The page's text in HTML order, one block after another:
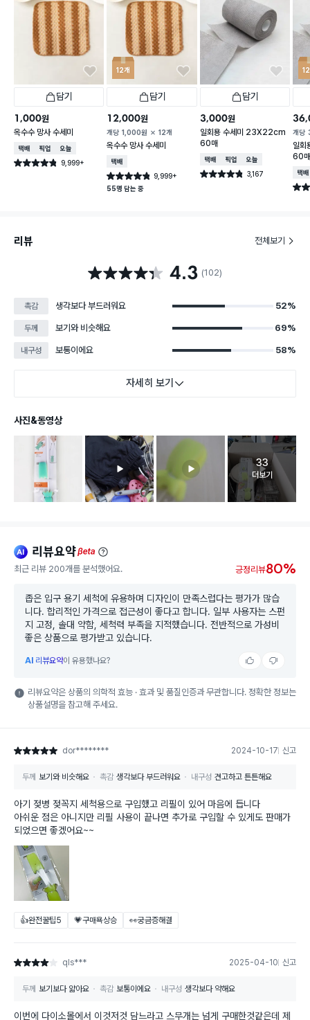
담기
1,000원
옥수수 망사 수세미
택배배송매장픽업오늘배송
별점 4.8점 9,999+
건 작성
12개
담기
12,000원
개당 1,000원 12개
옥수수 망사 수세미
택배배송
별점 4.8점 9,999+
건 작성
55명 담는 중
담기
3,000원
일회용 수세미 23X22cm
60매
택배배송매장픽업오늘배송
별점 4.8점 3,167
건 작성
개당
일
60
택배
별점
리뷰 전체보기
별점 4.3점 4.3 (102)
촉감 생각보다 부드러워요 52%
두께 보기와 비슷해요 69%
내구성 보통이에요 58%
자세히 보기
사진&동영상
고객 리뷰
33
더보기
ai 리뷰요약beta
최근 리뷰 200개를 분석했어요. 긍정리뷰80%
좁은 입구 용기 세척에 유용하며 디자인이 만족스럽다는 평가가 많습
니다. 합리적인 가격으로 접근성이 좋다고 합니다. 일부 사용자는 스펀
지 고정, 솔대 약함, 세척력 부족을 지적했습니다. 전반적으로 가성비
좋은 상품으로 평가받고 있습니다.
AI 리뷰요약이 유용했나요?
리뷰요약은 상품의 의학적 효능 · 효과 및 품질인증과 무관합니다. 정확한 정보는
상품설명을 참고해 주세요.
별점 5점 dor******** 2024-10-17 신고
두께 보기와 비슷해요 촉감 생각보다 부드러워요 내구성 견고하고 튼튼해요
아기 젖병 젖꼭지 세척용으로 구입했고 리필이 있어 마음에 듭니다
아쉬운 점은 아니지만 리필 사용이 끝나면 추가로 구입할 수 있게도 판매가
되었으면 좋겠어요~~
👍완전꿀팁5 💗구매욕상승 👀궁금증해결
별점 4점 qls*** 2025-04-10 신고
두께 보기보다 얇아요 촉감 보통이에요 내구성 생각보다 약해요
이번에 다이소몰에서 이것저것 담느라고 스무개는 넘게 구매한것같은데 제